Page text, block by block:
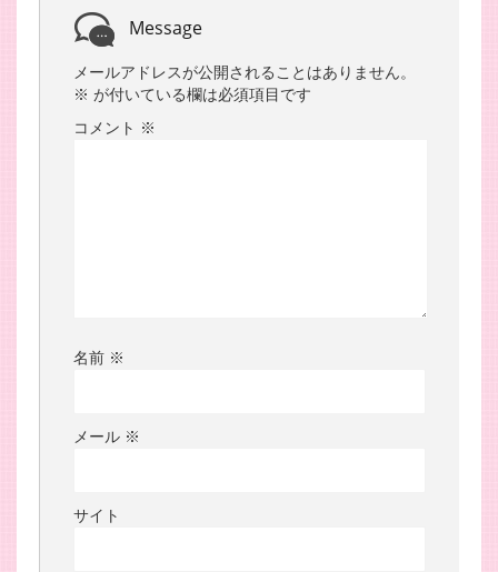
Message
メールアドレスが公開されることはありません。
※ が付いている欄は必須項目です
コメント ※
名前 ※
メール ※
サイト